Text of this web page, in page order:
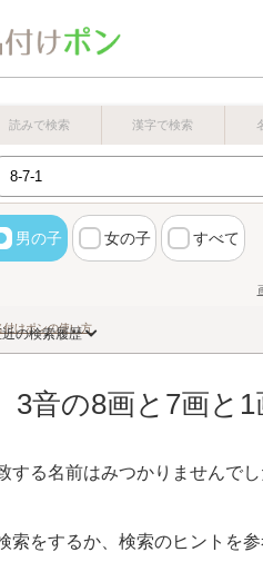
読みで検索 漢字で検索
男の子 女の子 すべて
付けポンの使い方
の検索履歴
3音の8画と7画と
する名前はみつかりませんでし
索をするか、検索のヒントを参